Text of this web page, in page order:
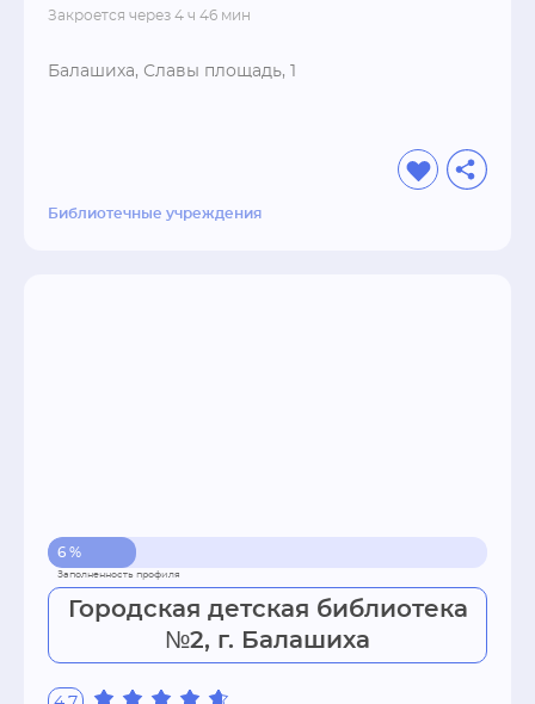
Закроется через 4 ч 46 мин
Балашиха, Славы площадь, 1
Библиотечные учреждения
6 %
Городская детская библиотека
№2, г. Балашиха